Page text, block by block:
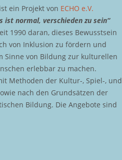
ein Projekt von ECHO e.V.
ist normal, verschieden zu sein“
1990 daran, dieses Bewusstsein
von Inklusion zu fördern und
Sinne von Bildung zur kulturellen
erlebbar zu machen.
Methoden der Kultur-, Spiel-, und
nach den Grundsätzen der
Bildung. Die Angebote sind